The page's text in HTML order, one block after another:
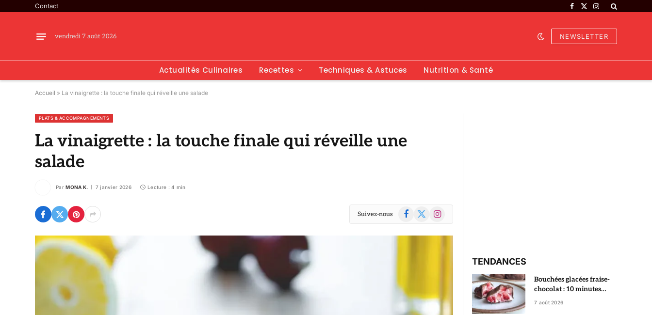
Contact
Facebook
X
Instagram
vendredi 7 août 2026 NEWSLETTER
Actualités Culinaires Recettes Techniques & Astuces Nutrition & Santé
Accueil » La vinaigrette : la touche finale qui réveille une salade
PLATS & ACCOMPAGNEMENTS
La vinaigrette : la touche finale qui réveille une
salade
Par MONA K. 7 janvier 2026 Lecture : 4 min
Suivez-nous Facebook
X
Instagram
TENDANCES
Bouchées glacées fraise-
chocolat : 10 minutes
suffisent pour préparer ce
7 août 2026